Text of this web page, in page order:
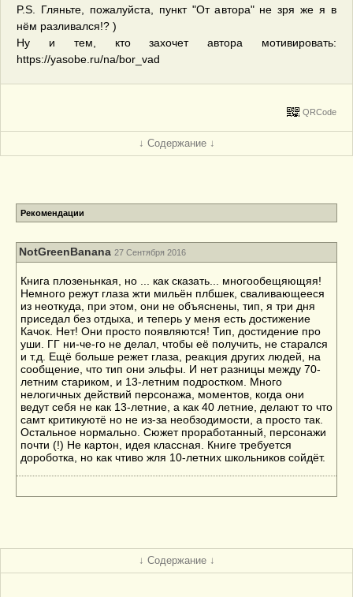
P.S. Гляньте, пожалуйста, пункт "От автора" не зря же я в
нём разливался!? )
Ну и тем, кто захочет автора мотивировать:
https://yasobe.ru/na/bor_vad
QRCode
↓ Содержание ↓
Рекомендации
NotGreenBanana 27 Сентября 2016
Книга плозеньнкая, но ... как сказать... многообещяющяя!
Немного режут глаза жти мильён плбшек, сваливающееся
из неоткуда, при этом, они не объяснены, тип, я три дня
приседал без отдыха, и теперь у меня есть достижение
Качок. Нет! Они просто появляются! Тип, достидение про
уши. ГГ ни-че-го не делал, чтобы её получить, не старался
и т.д. Ещё больше режет глаза, реакция других людей, на
сообщение, что тип они эльфы. И нет разницы между 70-
летним стариком, и 13-летним подростком. Много
нелогичных действий персонажа, моментов, когда они
ведут себя не как 13-летние, а как 40 летние, делают то что
самт критикуютё но не из-за необзодимости, а просто так.
Остальное нормально. Сюжет проработанный, персонажи
почти (!) Не картон, идея классная. Книге требуется
дороботка, но как чтиво жля 10-летних школьников сойдёт.
↓ Содержание ↓